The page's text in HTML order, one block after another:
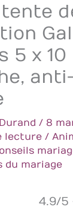
5 x 10
/ 8
lecture /
du mariage
4.9/5